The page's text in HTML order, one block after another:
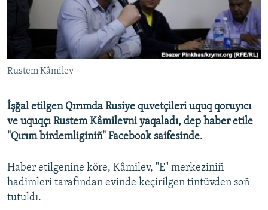
Русский
Українською
QOŞULIÑIZ!
RFE/RS bütün saytları
Rustem Kâmilev
İşğal etilgen Qırımda Rusiye quvetçileri uquq qoruyıcı
ve uquqçı Rustem Kâmilevni yaqaladı, dep haber etile
"Qırım birdemliginiñ" Facebook saifesinde.
Haber etilgenine köre, Kâmilev, "E" merkeziniñ
hadimleri tarafından evinde keçirilgen tintüvden soñ
tutuldı.